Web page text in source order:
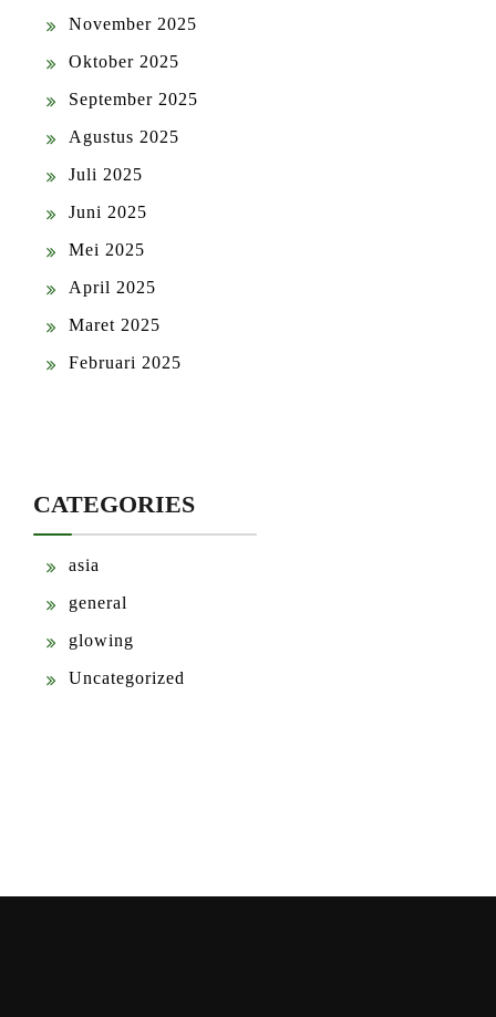
November 2025
Oktober 2025
September 2025
Agustus 2025
Juli 2025
Juni 2025
Mei 2025
April 2025
Maret 2025
Februari 2025
CATEGORIES
asia
general
glowing
Uncategorized